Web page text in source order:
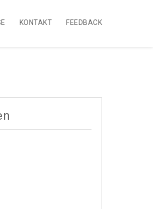
KONTAKT FEEDBACK